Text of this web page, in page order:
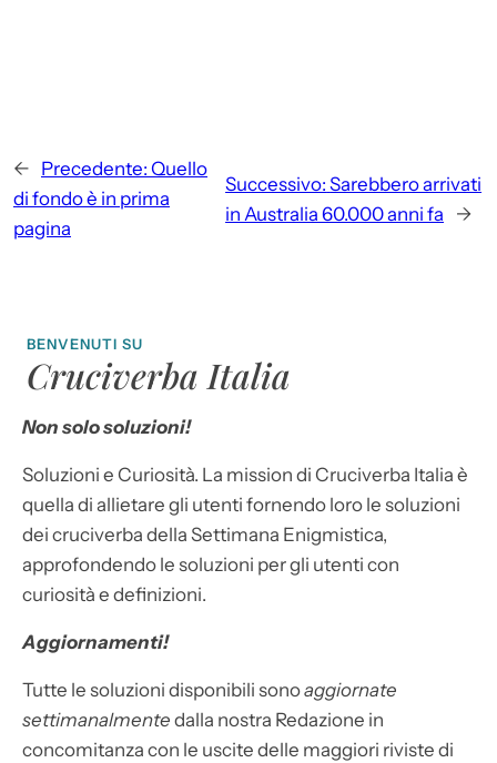
← Precedente: Quello
di fondo è in prima
pagina
Successivo: Sarebbero arrivati
in Australia 60.000 anni fa
→
BENVENUTI SU
Cruciverba Italia
Non solo soluzioni!
Soluzioni e Curiosità. La mission di Cruciverba Italia è
quella di allietare gli utenti fornendo loro le soluzioni
dei cruciverba della Settimana Enigmistica,
approfondendo le soluzioni per gli utenti con
curiosità e definizioni.
Aggiornamenti!
Tutte le soluzioni disponibili sonoaggiornate
settimanalmente dalla nostra Redazione in
concomitanza con le uscite delle maggiori riviste di